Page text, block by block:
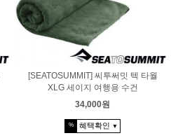
[SEATOSUMMIT] 씨투써밋 텍 타월
XLG 세이지 여행용 수건
34,000원
% 혜택확인 ▼